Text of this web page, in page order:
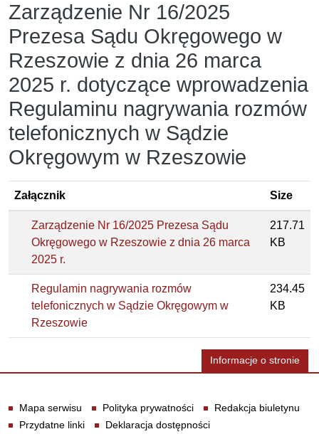
Zarządzenie Nr 16/2025
Prezesa Sądu Okręgowego w
Rzeszowie z dnia 26 marca
2025 r. dotyczące wprowadzenia
Regulaminu nagrywania rozmów
telefonicznych w Sądzie
Okręgowym w Rzeszowie
Załącznik Size
Zarządzenie Nr 16/2025 Prezesa Sądu
Okręgowego w Rzeszowie z dnia 26 marca
2025 r.
217.71
KB
Regulamin nagrywania rozmów
telefonicznych w Sądzie Okręgowym w
Rzeszowie
234.45
KB
Informacje o stronie
Mapa serwisu Polityka prywatności
Redakcja biuletynu
Przydatne linki
Deklaracja dostępności